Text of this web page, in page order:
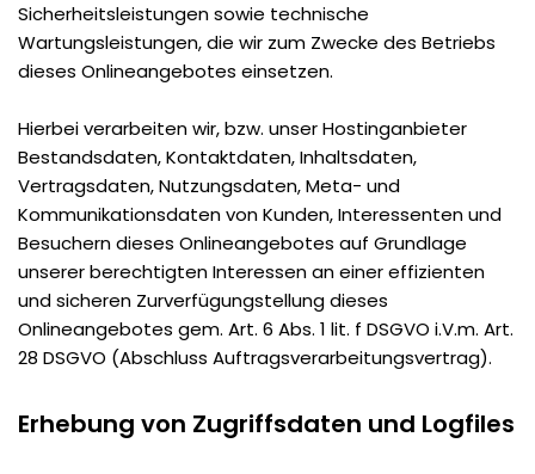
Sicherheitsleistungen sowie technische
Wartungsleistungen, die wir zum Zwecke des Betriebs
dieses Onlineangebotes einsetzen.
Hierbei verarbeiten wir, bzw. unser Hostinganbieter
Bestandsdaten, Kontaktdaten, Inhaltsdaten,
Vertragsdaten, Nutzungsdaten, Meta- und
Kommunikationsdaten von Kunden, Interessenten und
Besuchern dieses Onlineangebotes auf Grundlage
unserer berechtigten Interessen an einer effizienten
und sicheren Zurverfügungstellung dieses
Onlineangebotes gem. Art. 6 Abs. 1 lit. f DSGVO i.V.m. Art.
28 DSGVO (Abschluss Auftragsverarbeitungsvertrag).
Erhebung von Zugriffsdaten und Logfiles